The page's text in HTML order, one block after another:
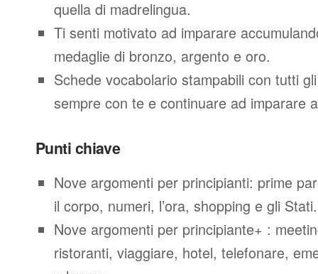
quella di madrelingua.
Ti senti motivato ad imparare
medaglie di bronzo, argento e oro.
Schede vocabolario stampabili con tutti
sempre con te e continuare ad imparare
Punti chiave
Nove argomenti per principianti: prime
il corpo, numeri, l’ora, shopping e gli Stati.
Nove argomenti per principiante+ :
ristoranti, viaggiare, hotel, telefonare,